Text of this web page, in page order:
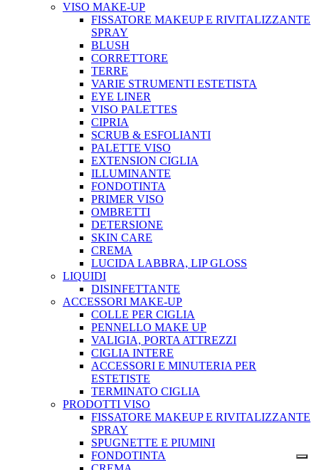
VISO MAKE-UP
FISSATORE MAKEUP E RIVITALIZZANTE
SPRAY
BLUSH
CORRETTORE
TERRE
VARIE STRUMENTI ESTETISTA
EYE LINER
VISO PALETTES
CIPRIA
SCRUB & ESFOLIANTI
PALETTE VISO
EXTENSION CIGLIA
ILLUMINANTE
FONDOTINTA
PRIMER VISO
OMBRETTI
DETERSIONE
SKIN CARE
CREMA
LUCIDA LABBRA, LIP GLOSS
LIQUIDI
DISINFETTANTE
ACCESSORI MAKE-UP
COLLE PER CIGLIA
PENNELLO MAKE UP
VALIGIA, PORTA ATTREZZI
CIGLIA INTERE
ACCESSORI E MINUTERIA PER
ESTETISTE
TERMINATO CIGLIA
PRODOTTI VISO
FISSATORE MAKEUP E RIVITALIZZANTE
SPRAY
SPUGNETTE E PIUMINI
FONDOTINTA